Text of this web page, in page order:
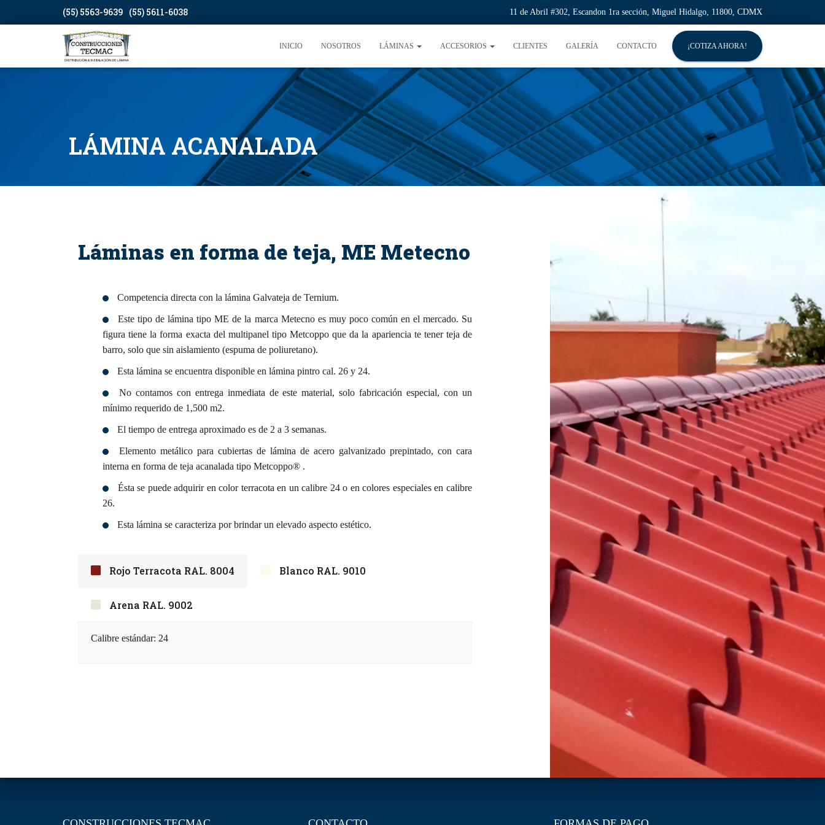
11 de Abril #302, Escandon 1ra sección, Miguel Hidalgo, 11800, CDMX
(55) 5563-9639 (55) 5611-6038
INICIO NOSOTROS LÁMINAS ACCESORIOS CLIENTES GALERÍA CONTACTO ¡COTIZA AHORA!
LÁMINA ACANALADA
Láminas en forma de teja, ME Metecno
Competencia directa con la lámina Galvateja de Ternium.
Este tipo de lámina tipo ME de la marca Metecno es muy poco común en el mercado. Su
figura tiene la forma exacta del multipanel tipo Metcoppo que da la apariencia te tener teja de
barro, solo que sin aislamiento (espuma de poliuretano).
Esta lámina se encuentra disponible en lámina pintro cal. 26 y 24.
No contamos con entrega inmediata de este material, solo fabricación especial, con un
mínimo requerido de 1,500 m2.
El tiempo de entrega aproximado es de 2 a 3 semanas.
Elemento metálico para cubiertas de lámina de acero galvanizado prepintado, con cara
interna en forma de teja acanalada tipo Metcoppo® .
Ésta se puede adquirir en color terracota en un calibre 24 o en colores especiales en calibre
26.
Esta lámina se caracteriza por brindar un elevado aspecto estético.
Rojo Terracota RAL. 8004 Blanco RAL. 9010
Arena RAL. 9002
Calibre estándar: 24